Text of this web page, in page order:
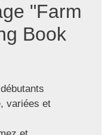
"Farm
Book
variées et